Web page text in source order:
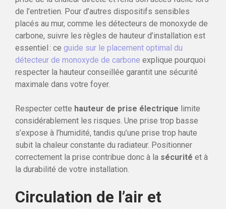
de l’entretien. Pour d’autres dispositifs sensibles
placés au mur, comme les détecteurs de monoxyde de
carbone, suivre les règles de hauteur d’installation est
essentiel : ce guide sur le placement optimal du
détecteur de monoxyde de carbone explique pourquoi
respecter la hauteur conseillée garantit une sécurité
maximale dans votre foyer.
Respecter cette hauteur de prise électrique limite
considérablement les risques. Une prise trop basse
s’expose à l’humidité, tandis qu’une prise trop haute
subit la chaleur constante du radiateur. Positionner
correctement la prise contribue donc à la sécurité et à
la durabilité de votre installation.
Circulation de l’air et